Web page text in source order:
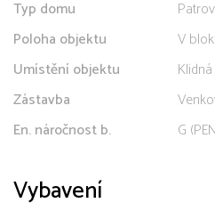
Typ domu
Poloha objektu
V
Umístění objektu
Zástavba
En. náročnost b.
G
Vybavení